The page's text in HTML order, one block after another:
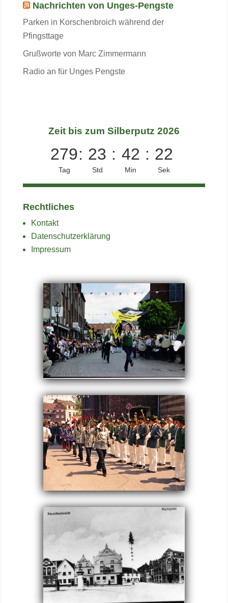
Nachrichten von Unges-Pengste
Parken in Korschenbroich während der
Pfingsttage
Grußworte von Marc Zimmermann
Radio an für Unges Pengste
Zeit bis zum Silberputz 2026
279
Tag
: 23
Std
: 42
Min
: 21
Sek
Rechtliches
Kontakt
Datenschutzerklärung
Impressum